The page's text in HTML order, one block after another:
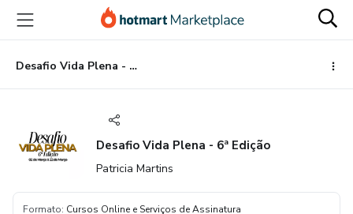
para
conteúdo
principal
para
pagamento
para
rodapé
Desafio Vida Plena - 6ª Edição
Desafio Vida Plena - 6ª Edição
Patricia Martins
Formato: Cursos Online e Serviços de Assinatura